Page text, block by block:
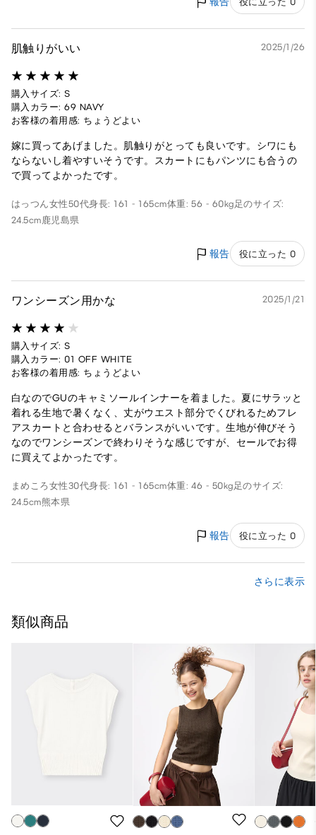
肌触りがいい 2025/1/26
購入サイズ: S
購入カラー: 69 NAVY
お客様の着用感: ちょうどよい
嫁に買ってあげました。肌触りがとっても良いです。シワにも
ならないし着やすいそうです。スカートにもパンツにも合うの
で買ってよかったです。
はっつん女性50代身長: 161 - 165cm体重: 56 - 60kg足のサイズ:
24.5cm鹿児島県
報告 役に立った 0
ワンシーズン用かな 2025/1/21
購入サイズ: S
購入カラー: 01 OFF WHITE
お客様の着用感: ちょうどよい
白なのでGUのキャミソールインナーを着ました。夏にサラッと
着れる生地で暑くなく、丈がウエスト部分でくびれるためフレ
アスカートと合わせるとバランスがいいです。生地が伸びそう
なのでワンシーズンで終わりそうな感じですが、セールでお得
に買えてよかったです。
まめころ 女性30代身長: 161 - 165cm体重: 46 - 50kg足のサイズ:
24.5cm熊本県
報告 役に立った 0
さらに表示
類似商品